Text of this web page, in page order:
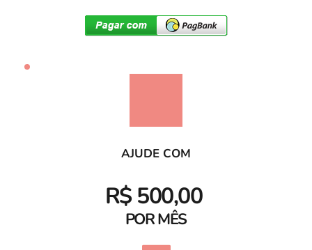
AJUDE COM
R$ 500,00
POR MÊS